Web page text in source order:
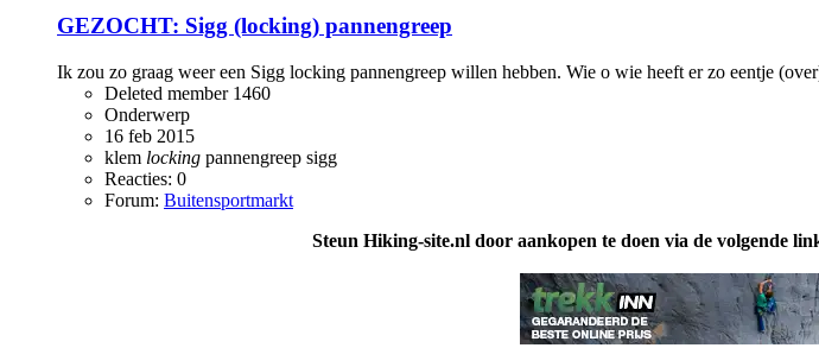
GEZOCHT: Sigg (locking) pannengreep
Ik zou zo graag weer een Sigg locking pannengreep willen hebben. Wie o wie heeft er zo eentje
Deleted member 1460
Onderwerp
16 feb 2015
klem locking pannengreep sigg
Reacties: 0
Forum: Buitensportmarkt
Steun Hiking-site.nl door aankopen te doen via de volgende